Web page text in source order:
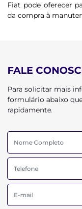
Fiat pode oferecer
da compra à
FALE
Para solicitar mais
formulário abaixo
rapidamente.